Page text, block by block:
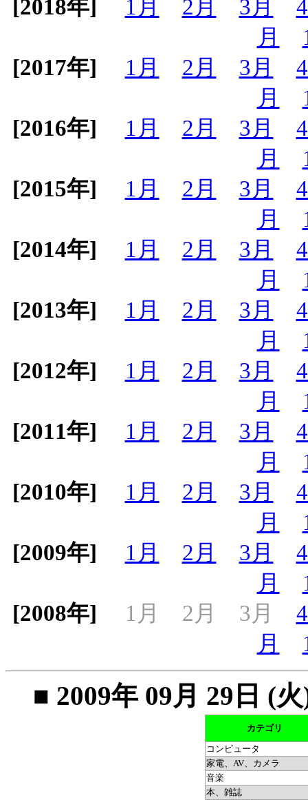
[2018年] 1月 2月 3月
月
[2017年]
1月 2月 3月
月
[2016年]
1月 2月 3月
月
[2015年]
1月 2月 3月
月
[2014年]
1月 2月 3月
月
[2013年]
1月 2月 3月
月
[2012年]
1月 2月 3月
月
[2011年]
1月 2月 3月
月
[2010年]
1月 2月 3月
月
[2009年]
1月 2月 3月
月
[2008年]
1月 2月 3月
月
■ 2009年 09月 29日 (
カテゴリ
コンピュータ
家電、AV、カメラ
音楽
本、雑誌